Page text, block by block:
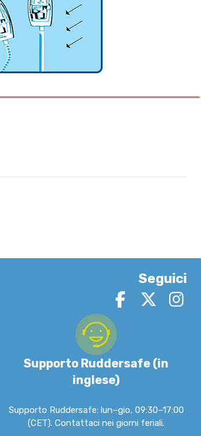
Seguici
Supporto Ruddersafe (in
inglese)
Supporto Ruddersafe: lun–gio, 09:30–17:00
(CET). Contattaci nei giorni feriali.